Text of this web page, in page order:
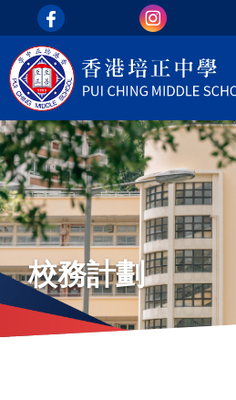
移至主內容
top_area
校務計劃